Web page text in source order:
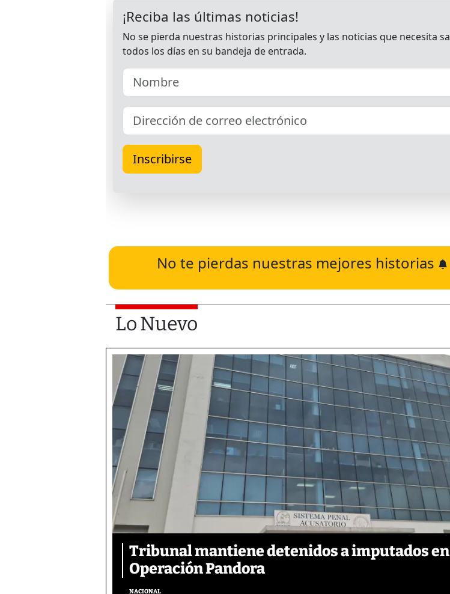
No te pierdas nuestras mejores historias
Lo Nuevo
Tribunal mantiene detenidos a imputados en
Operación Pandora
NACIONAL